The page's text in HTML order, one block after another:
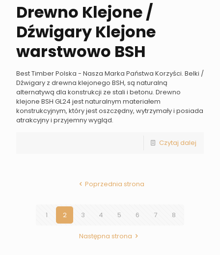
Drewno Klejone /
Dźwigary Klejone
warstwowo BSH
Best Timber Polska - Nasza Marka Państwa Korzyści. Belki /
Dźwigary z drewna klejonego BSH, są naturalną
alternatywą dla konstrukcji ze stali i betonu. Drewno
klejone BSH GL24 jest naturalnym materiałem
konstrukcyjnym, który jest oszczędny, wytrzymały i posiada
atrakcyjny i przyjemny wygląd.
Czytaj dalej
Poprzednia strona
1 2 3 4 5 6 7 8
Następna strona